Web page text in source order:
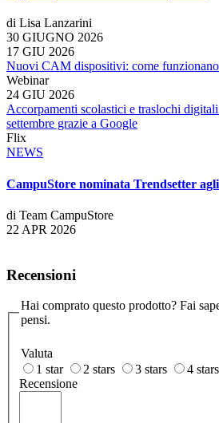
di Lisa Lanzarini
30 GIUGNO 2026
17 GIU 2026
Nuovi CAM dispositivi: come
Webinar
24 GIU 2026
Accorpamenti scolastici e traslochi
settembre grazie a Google
Flix
NEWS
CampuStore nominata Trendsetter
di Team CampuStore
22 APR 2026
Recensioni
Hai comprato questo prodotto? Fai
pensi.
Valuta
1 star
2 stars 3 stars 4 stars
Recensione